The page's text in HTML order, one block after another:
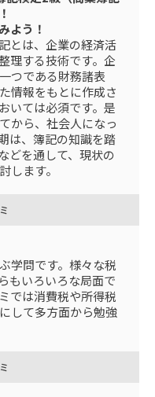
よう！
とは、企業の経済活
理する技術です。企
つである財務諸表
情報をもとに作成さ
いては必須です。是
から、社会人になっ
は、簿記の知識を踏
どを通して、現状の
します。
学問です。様々な税
もいろいろな局面で
では消費税や所得税
して多方面から勉強